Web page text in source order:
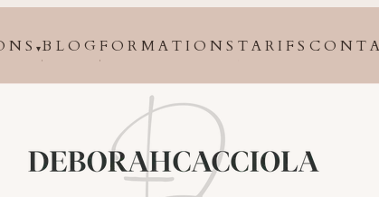
▾BLOGFORMATIONS TARIFS